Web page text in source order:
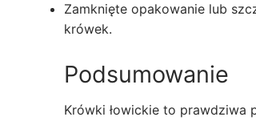
Zamknięte opakowanie lub
krówek.
Podsumowanie
Krówki łowickie to prawdziwa